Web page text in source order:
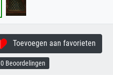
Toevoegen aan favorieten
0 Beoordelingen